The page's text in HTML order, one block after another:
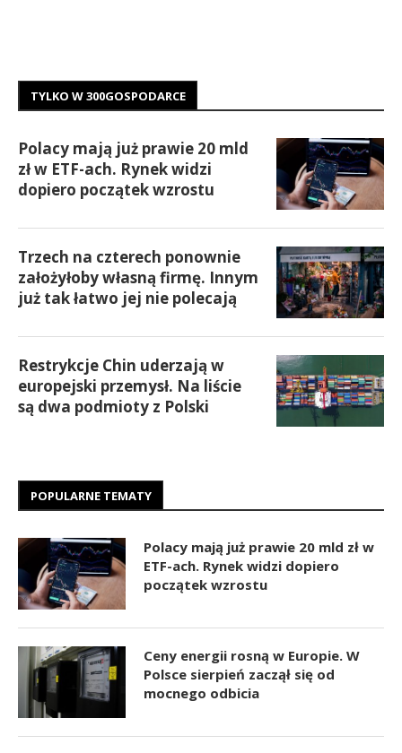
TYLKO W 300GOSPODARCE
Polacy mają już prawie 20 mld
zł w ETF-ach. Rynek widzi
dopiero początek wzrostu
Trzech na czterech ponownie
założyłoby własną firmę. Innym
już tak łatwo jej nie polecają
Restrykcje Chin uderzają w
europejski przemysł. Na liście
są dwa podmioty z Polski
POPULARNE TEMATY
Polacy mają już prawie 20 mld zł w
ETF-ach. Rynek widzi dopiero
początek wzrostu
Ceny energii rosną w Europie. W
Polsce sierpień zaczął się od
mocnego odbicia